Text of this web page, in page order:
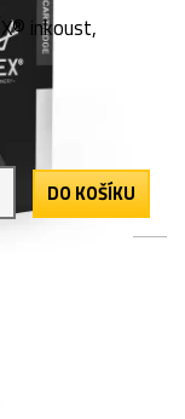
inkoust,
DO KOŠÍKU